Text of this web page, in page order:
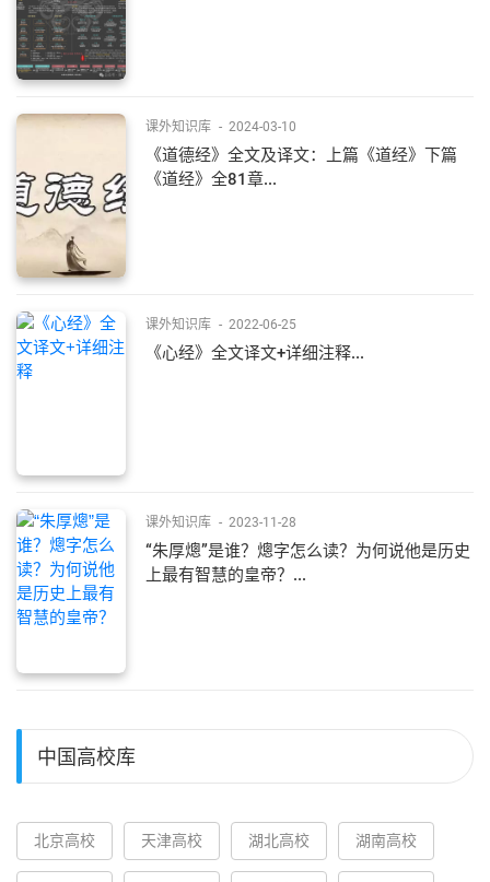
课外知识库 - 2024-03-10
《道德经》全文及译文：上篇《道经》下篇
《道经》全81章...
课外知识库 - 2022-06-25
《心经》全文译文+详细注释...
课外知识库 - 2023-11-28
“朱厚熜”是谁？熜字怎么读？为何说他是历史
上最有智慧的皇帝？...
中国高校库
北京高校 天津高校 湖北高校 湖南高校